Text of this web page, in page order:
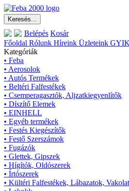
Belépés Kosár
Főoldal Rólunk Híreink Üzleteink GYIK
Kategóriák
• Feba
• Aerosolok
• Autós Termékek
• Beltéri Falfestékek
• Csemperagasztók, Aljzatkiegyenlítők
• Díszítő Elemek
• EINHELL
• Egyéb termékek
• Festés Kiegészítők
• Festő Szerszámok
• Fugázók
• Glettek, Gipszek
• Hígítók, Oldószerek
• Írtószerek
• Kültéri Falfestékek, Lábazatok,